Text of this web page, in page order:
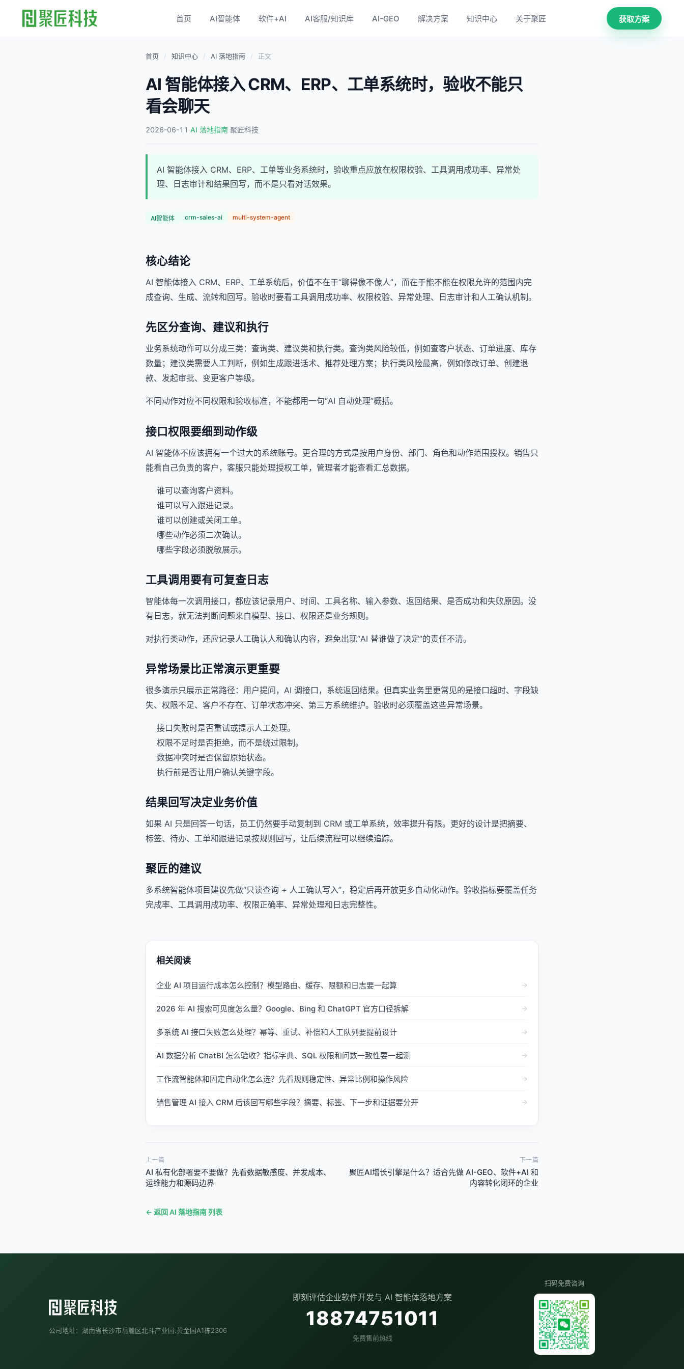
首页 AI智能体 软件+AI AI客服/知识库 AI-GEO 解决方案 知识中心 关于聚匠 获取方案
首页 / 知识中心 / AI 落地指南 / 正文
AI 智能体接入 CRM、ERP、工单系统时，验收不能只
看会聊天
2026-06-11 ·AI 落地指南·聚匠科技
AI 智能体接入 CRM、ERP、工单等业务系统时，验收重点应放在权限校验、工具调用成功率、异常处
理、日志审计和结果回写，而不是只看对话效果。
AI智能体 crm-sales-ai multi-system-agent
核心结论
AI 智能体接入 CRM、ERP、工单系统后，价值不在于“聊得像不像人”，而在于能不能在权限允许的范围内完
成查询、生成、流转和回写。验收时要看工具调用成功率、权限校验、异常处理、日志审计和人工确认机制。
先区分查询、建议和执行
业务系统动作可以分成三类：查询类、建议类和执行类。查询类风险较低，例如查客户状态、订单进度、库存
数量；建议类需要人工判断，例如生成跟进话术、推荐处理方案；执行类风险最高，例如修改订单、创建退
款、发起审批、变更客户等级。
不同动作对应不同权限和验收标准，不能都用一句“AI 自动处理”概括。
接口权限要细到动作级
AI 智能体不应该拥有一个过大的系统账号。更合理的方式是按用户身份、部门、角色和动作范围授权。销售只
能看自己负责的客户，客服只能处理授权工单，管理者才能查看汇总数据。
谁可以查询客户资料。
谁可以写入跟进记录。
谁可以创建或关闭工单。
哪些动作必须二次确认。
哪些字段必须脱敏展示。
工具调用要有可复查日志
智能体每一次调用接口，都应该记录用户、时间、工具名称、输入参数、返回结果、是否成功和失败原因。没
有日志，就无法判断问题来自模型、接口、权限还是业务规则。
对执行类动作，还应记录人工确认人和确认内容，避免出现“AI 替谁做了决定”的责任不清。
异常场景比正常演示更重要
很多演示只展示正常路径：用户提问，AI 调接口，系统返回结果。但真实业务里更常见的是接口超时、字段缺
失、权限不足、客户不存在、订单状态冲突、第三方系统维护。验收时必须覆盖这些异常场景。
接口失败时是否重试或提示人工处理。
权限不足时是否拒绝，而不是绕过限制。
数据冲突时是否保留原始状态。
执行前是否让用户确认关键字段。
结果回写决定业务价值
如果 AI 只是回答一句话，员工仍然要手动复制到 CRM 或工单系统，效率提升有限。更好的设计是把摘要、
标签、待办、工单和跟进记录按规则回写，让后续流程可以继续追踪。
聚匠的建议
多系统智能体项目建议先做“只读查询 + 人工确认写入”，稳定后再开放更多自动化动作。验收指标要覆盖任务
完成率、工具调用成功率、权限正确率、异常处理和日志完整性。
相关阅读
企业 AI 项目运行成本怎么控制？模型路由、缓存、限额和日志要一起算 →
2026 年 AI 搜索可见度怎么量？Google、Bing 和 ChatGPT 官方口径拆解 →
多系统 AI 接口失败怎么处理？幂等、重试、补偿和人工队列要提前设计 →
AI 数据分析 ChatBI 怎么验收？指标字典、SQL 权限和问数一致性要一起测 →
工作流智能体和固定自动化怎么选？先看规则稳定性、异常比例和操作风险 →
销售管理 AI 接入 CRM 后该回写哪些字段？摘要、标签、下一步和证据要分开 →
上一篇
AI 私有化部署要不要做？先看数据敏感度、并发成本、
运维能力和源码边界
下一篇
聚匠AI增长引擎是什么？适合先做 AI-GEO、软件+AI 和
内容转化闭环的企业
← 返回 AI 落地指南 列表
公司地址：湖南省长沙市岳麓区北斗产业园.黄金园A1栋2306
即刻评估企业软件开发与 AI 智能体落地方案
18874751011
免费售前热线
扫码免费咨询